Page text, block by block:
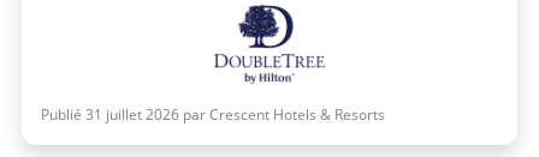
Publié 31 juillet 2026 par Crescent Hotels & Resorts